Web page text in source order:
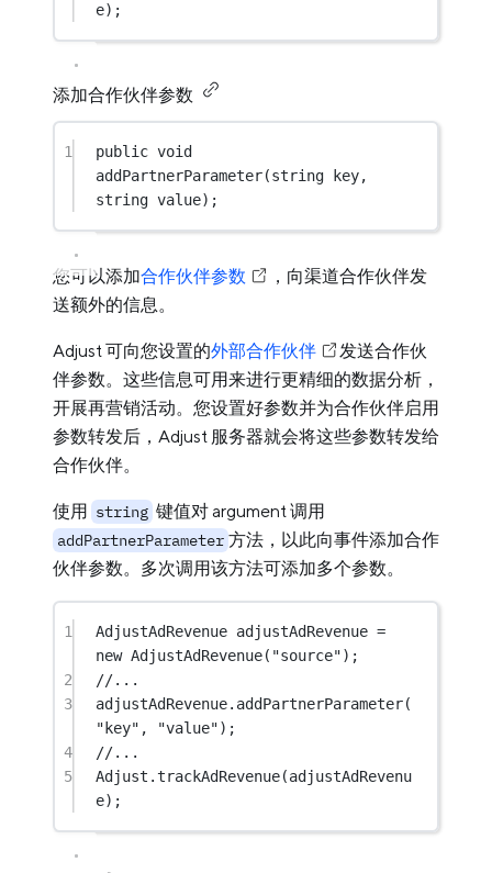
e);
添加合作伙伴参数
1 public void
addPartnerParameter(string key
string value);
您可以添加合作伙伴参数
，向渠道合作伙伴发
送额外的信息。
Adjust 可向您设置的外部合作伙伴
发送合作伙
伴参数。这些信息可用来进行更精细的数据分析，
开展再营销活动。您设置好参数并为合作伙伴启用
参数转发后，Adjust 服务器就会将这些参数转发给
合作伙伴。
使用 string 键值对 argument 调用
addPartnerParameter 方法，以此向事件添加合作
伙伴参数。多次调用该方法可添加多个参数。
1 AdjustAdRevenue adjustAdRevenue =
new AdjustAdRevenue( "source");
2
//...
3
adjustAdRevenue. addPartnerParameter(
"key" , "value");
4
//...
5
Adjust.trackAdRevenue(adjustAdRevenu
e);